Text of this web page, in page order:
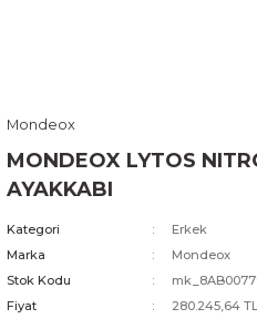
Mondeox
MONDEOX LYTOS
AYAKKABI
Kategori
Erkek
Marka
Mondeox
Stok Kodu
Fiyat
280.245,64